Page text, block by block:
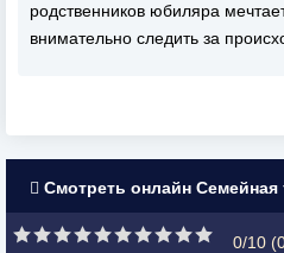
родственников юбиляра
внимательно следить за
Смотреть онлайн Семейная
0/10 (